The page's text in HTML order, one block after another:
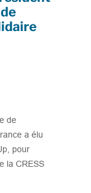
de
a élu
pour
la CRESS